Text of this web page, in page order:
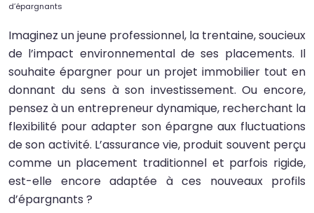
d’épargnants
Imaginez un jeune professionnel, la trentaine, soucieux
de l’impact environnemental de ses placements. Il
souhaite épargner pour un projet immobilier tout en
donnant du sens à son investissement. Ou encore,
pensez à un entrepreneur dynamique, recherchant la
flexibilité pour adapter son épargne aux fluctuations
de son activité. L’assurance vie, produit souvent perçu
comme un placement traditionnel et parfois rigide,
est-elle encore adaptée à ces nouveaux profils
d’épargnants ?